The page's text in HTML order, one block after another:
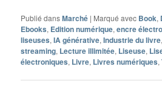
Publié dansMarché | Marqué avec Book,
Ebooks, Edition numérique,encre
liseuses,IA générative,Industrie du livre,
streaming, Lecture illimitée, Liseuse,
électroniques, Livre, Livres numériques,